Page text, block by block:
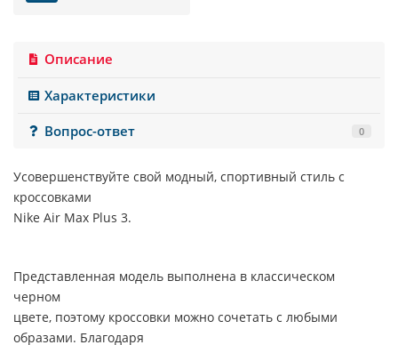
Описание
Характеристики
Вопрос-ответ
0
Усовершенствуйте свой модный, спортивный стиль с
кроссовками
Nike Air Max Plus 3.
Представленная модель выполнена в классическом
черном
цвете, поэтому кроссовки можно сочетать с любыми
образами. Благодаря